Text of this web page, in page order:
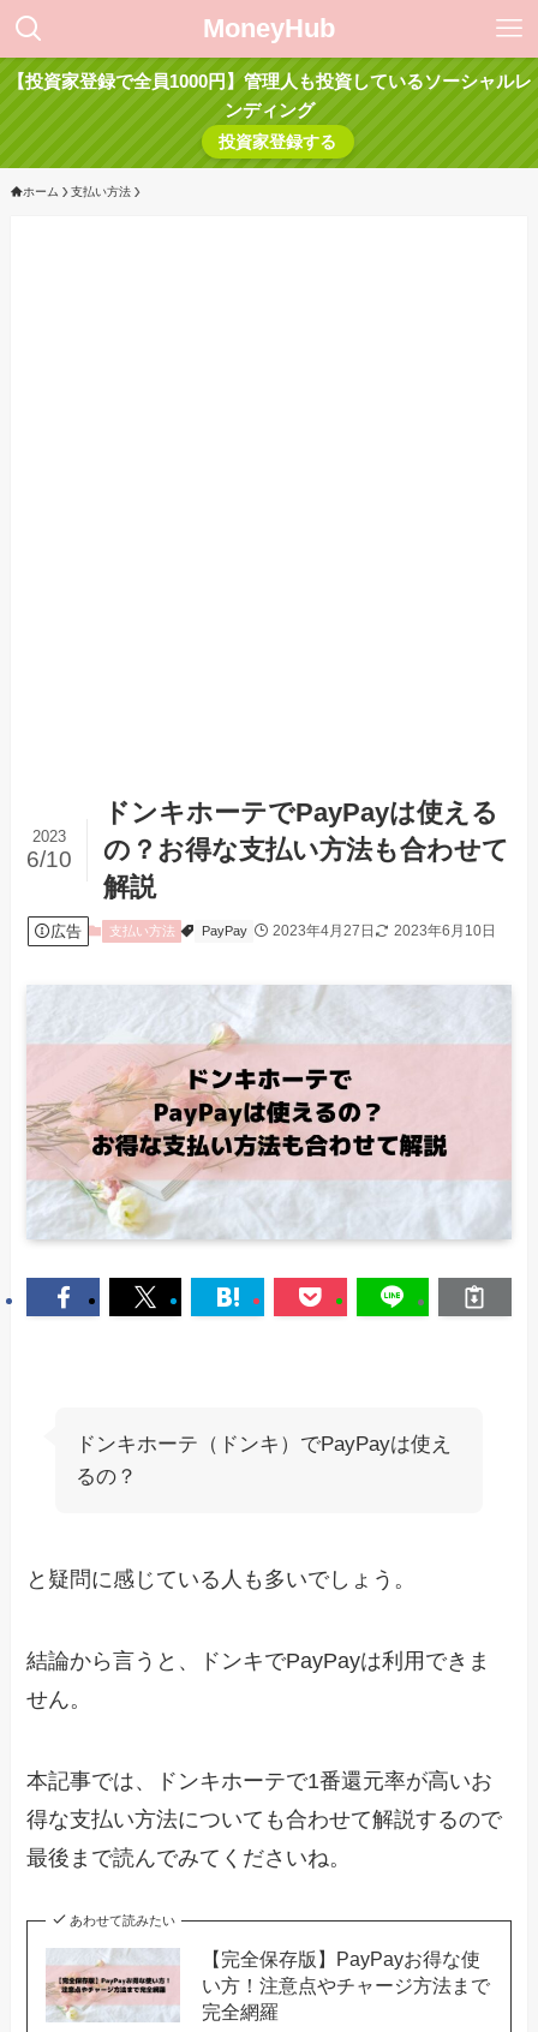
MoneyHub
【投資家登録で全員1000円】管理人も投資しているソーシャルレ
ンディング
投資家登録する
ホーム 支払い方法
ドンキホーテでPayPayは使える
の？お得な支払い方法も合わせて
解説
2023
6/10
広告 支払い方法 PayPay 2023年4月27日 2023年6月10日
ドンキホーテ（ドンキ）でPayPayは使え
るの？
と疑問に感じている人も多いでしょう。
結論から言うと、ドンキでPayPayは利用できま
せん。
本記事では、ドンキホーテで1番還元率が高いお
得な支払い方法についても合わせて解説するので
最後まで読んでみてくださいね。
あわせて読みたい
【完全保存版】PayPayお得な使
い方！注意点やチャージ方法まで
完全網羅